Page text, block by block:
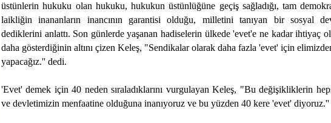
üstünlerin hukuku olan hukuku, hukukun üstünlüğüne geçiş sağladığı, tam
laikliğin inananların inancının garantisi olduğu, milletini tanıyan bir sosyal
dediklerini anlattı. Son günlerde yaşanan hadiselerin ülkede 'evet'e ne kadar ihtiyaç
daha gösterdiğinin altını çizen Keleş, "Sendikalar olarak daha fazla 'evet' için
yapacağız.'' dedi.
'Evet' demek için 40 neden sıraladıklarını vurgulayan Keleş, "Bu değişikliklerin
ve devletimizin menfaatine olduğuna inanıyoruz ve bu yüzden 40 kere 'evet'